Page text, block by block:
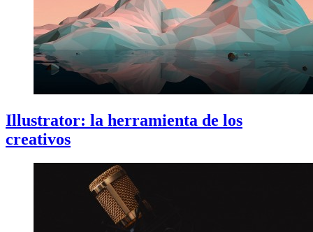
Illustrator: la herramienta de los
creativos